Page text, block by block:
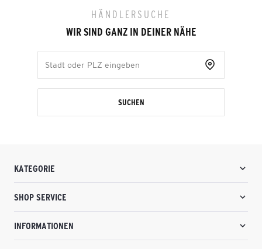
HÄNDLERSUCHE
WIR SIND GANZ IN DEINER NÄHE
SUCHEN
KATEGORIE
SHOP SERVICE
INFORMATIONEN